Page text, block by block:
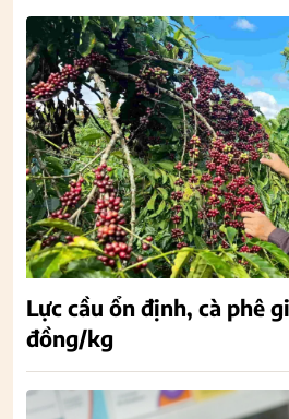
Lực cầu ổn định, cà phê
đồng/kg